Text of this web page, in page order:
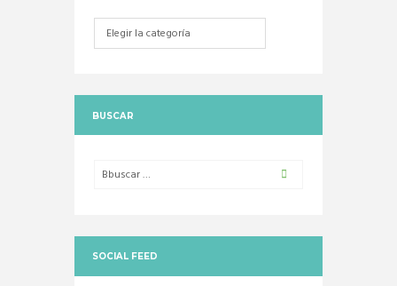
Categorias
BUSCAR
SOCIAL FEED